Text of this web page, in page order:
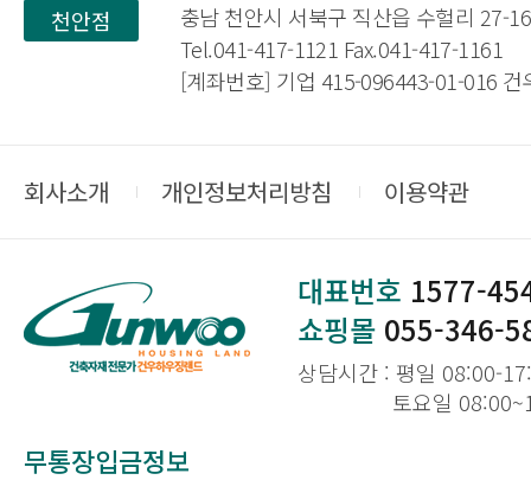
천안점
충남 천안시 서북구 직산읍 수헐리 27-16
Tel.041-417-1121 Fax.041-417-1161
[계좌번호] 기업 415-096443-01-016 건
회사소개 개인정보처리방침 이용약관
대표번호 1577-
쇼핑몰 055-346-
상담시간 : 평일 08:00-
토요일
무통장입금정보